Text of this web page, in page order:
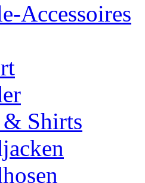
Accessoires
Shirts